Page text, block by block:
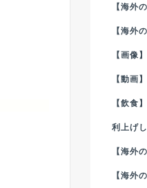
【海外
【海外
【画像
【動画
【飲食
利上げ
【海外
【海外